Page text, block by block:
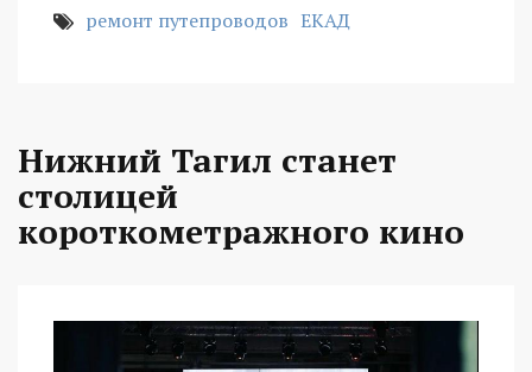
ремонт путепроводов ЕКАД
Нижний Тагил станет
столицей
короткометражного кино